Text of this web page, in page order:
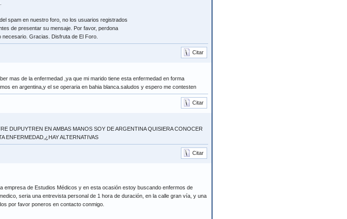
spam en nuestro foro, no los usuarios registrados
de presentar su mensaje. Por favor, perdona
Gracias. Disfruta de El Foro.
Citar
mas de la enfermedad ,ya que mi marido tiene esta enfermedad en forma
en argentina,y el se operaria en bahia blanca.saludos y espero me contesten
Citar
DUPUYTREN EN AMBAS MANOS SOY DE ARGENTINA QUISIERA CONOCER
ENFERMEDAD,¿HAY ALTERNATIVAS
Citar
empresa de Estudios Médicos y en esta ocasión estoy buscando enfermos de
seria una entrevista personal de 1 hora de duración, en la calle gran vía, y una
por favor poneros en contacto conmigo.